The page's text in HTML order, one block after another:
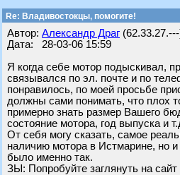
Re: Владивостокцы, помогите!
Автор: Александр Драг
Дата: 28-03-06 15:59
Я когда себе мотор подыскивал,
связывался по эл. почте и по
понравилось, по моей просьбе
должны сами понимать, что плох
примерно знать размер Вашего
состояние мотора, год выпуска и
От себя могу сказать, самое
наличию мотора в Истмарине, но
было именно так.
ЗЫ: Попробуйте заглянуть на